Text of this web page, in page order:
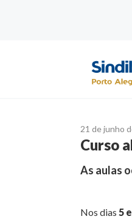
21 de junho
Curso
As aulas
Nos dias 5